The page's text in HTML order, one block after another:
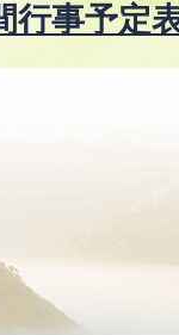
行事予定